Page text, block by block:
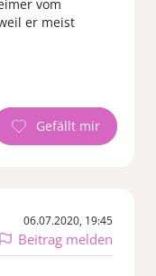
vom
er meist
06.07.2020, 19:45
Beitrag melden